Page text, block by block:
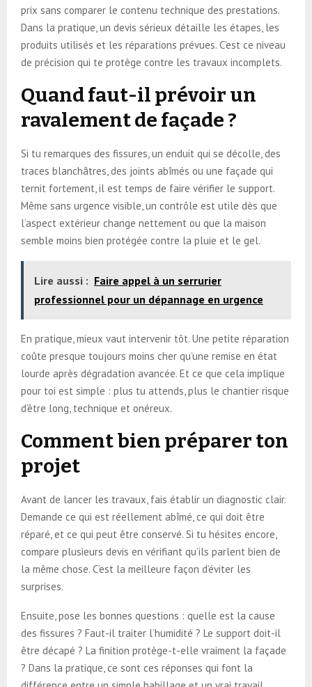
prix sans comparer le contenu technique des prestations.
Dans la pratique, un devis sérieux détaille les étapes, les
produits utilisés et les réparations prévues. C’est ce niveau
de précision qui te protège contre les travaux incomplets.
Quand faut-il prévoir un
ravalement de façade ?
Si tu remarques des fissures, un enduit qui se décolle, des
traces blanchâtres, des joints abîmés ou une façade qui
ternit fortement, il est temps de faire vérifier le support.
Même sans urgence visible, un contrôle est utile dès que
l’aspect extérieur change nettement ou que la maison
semble moins bien protégée contre la pluie et le gel.
Lire aussi : Faire appel à un serrurier
professionnel pour un dépannage en urgence
En pratique, mieux vaut intervenir tôt. Une petite réparation
coûte presque toujours moins cher qu’une remise en état
lourde après dégradation avancée. Et ce que cela implique
pour toi est simple : plus tu attends, plus le chantier risque
d’être long, technique et onéreux.
Comment bien préparer ton
projet
Avant de lancer les travaux, fais établir un diagnostic clair.
Demande ce qui est réellement abîmé, ce qui doit être
réparé, et ce qui peut être conservé. Si tu hésites encore,
compare plusieurs devis en vérifiant qu’ils parlent bien de
la même chose. C’est la meilleure façon d’éviter les
surprises.
Ensuite, pose les bonnes questions : quelle est la cause
des fissures ? Faut-il traiter l’humidité ? Le support doit-il
être décapé ? La finition protège-t-elle vraiment la façade
? Dans la pratique, ce sont ces réponses qui font la